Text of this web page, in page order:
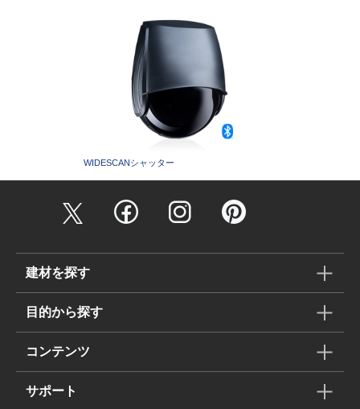
WIDESCANシャッター
建材を探す
目的から探す
コンテンツ
サポート